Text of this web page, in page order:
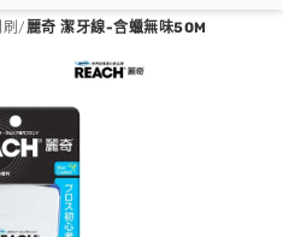
/麗奇 潔牙線-含蠟無味50M